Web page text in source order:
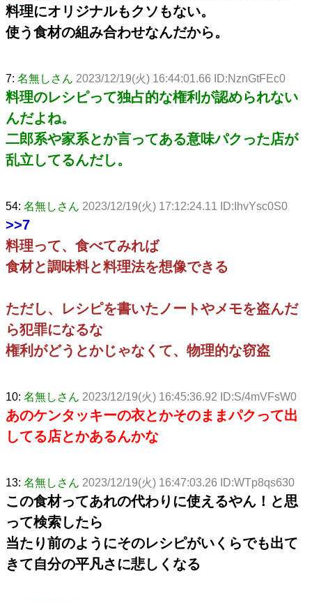
料理にオリジナルもクソもない。
使う食材の組み合わせなんだから。
7: 名無しさん 2023/12/19(火) 16:44:01.66 ID:NznGtFEc0
料理のレシピって独占的な権利が認められない
んだよね。
二郎系や家系とか言ってある意味パクった店が
乱立してるんだし。
54: 名無しさん 2023/12/19(火) 17:12:24.11 ID:IhvYsc0S0
>>7
料理って、食べてみれば
食材と調味料と料理法を想像できる
ただし、レシピを書いたノートやメモを盗んだ
ら犯罪になるな
権利がどうとかじゃなくて、物理的な窃盗
10: 名無しさん 2023/12/19(火) 16:45:36.92 ID:S/4mVFsW0
あのケンタッキーの衣とかそのままパクって出
してる店とかあるんかな
13: 名無しさん 2023/12/19(火) 16:47:03.26 ID:WTp8qs630
この食材ってあれの代わりに使えるやん！と思
って検索したら
当たり前のようにそのレシピがいくらでも出て
きて自分の平凡さに悲しくなる